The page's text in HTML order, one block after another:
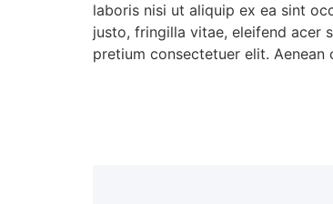
laboris nisi ut aliquip ex ea sint
justo, fringilla vitae, eleifend acer
pretium consectetuer elit. Aenean